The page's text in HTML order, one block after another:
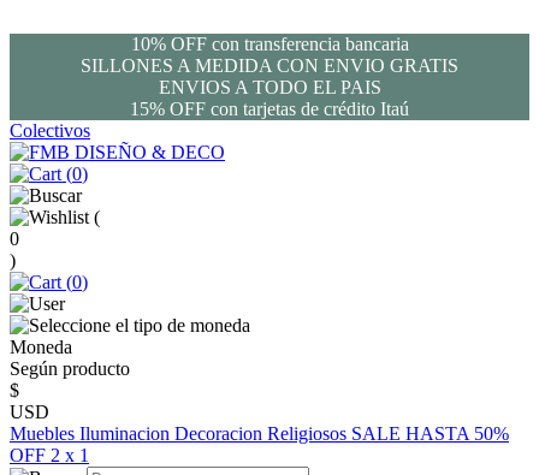
10% OFF con transferencia bancaria
SILLONES A MEDIDA CON ENVIO GRATIS
ENVIOS A TODO EL PAIS
15% OFF con tarjetas de crédito Itaú
Colectivos
(0)
(
0
)
(0)
Moneda
Según producto
$
USD
Muebles Iluminacion Decoracion Religiosos SALE HASTA 50%
OFF 2 x 1